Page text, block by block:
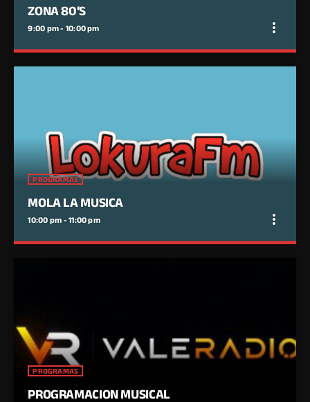
ZONA 80’S
9:00 pm - 10:00 pm more_vert
ZONA 80’S close
PROGRAMAS
MOLA LA MUSICA
10:00 pm - 11:00 pm more_vert
PROGRAMAS
PROGRAMACION MUSICAL